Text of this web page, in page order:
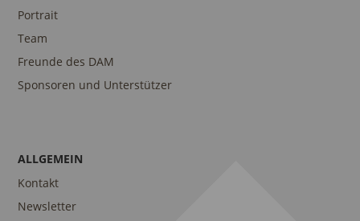
Portrait
Team
Freunde des DAM
Sponsoren und Unterstützer
ALLGEMEIN
Kontakt
Newsletter